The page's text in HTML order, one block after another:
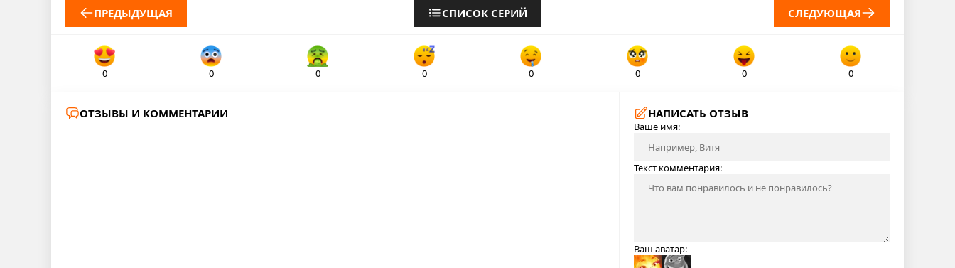
ПРЕДЫДУЩАЯ СПИСОК СЕРИЙ СЛЕДУЮЩАЯ
0 0 0 0 0 0 0 0
ОТЗЫВЫ И КОММЕНТАРИИ НАПИСАТЬ ОТЗЫВ
Ваше имя:
Текст комментария:
Ваш аватар: